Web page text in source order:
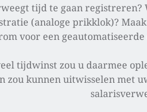
tijd te gaan
(analoge prikklok)?
voor een
tijdwinst zou u daarmee
zou kunnen uitwisselen met